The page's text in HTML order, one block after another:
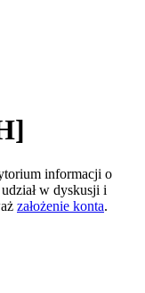
informacji o
w dyskusji i
założenie konta.